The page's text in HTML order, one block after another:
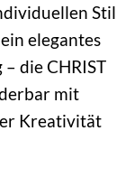
Stil
elegantes
die CHRIST
mit
Kreativität